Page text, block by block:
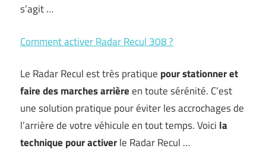
s’agit …
Comment activer Radar Recul 308 ?
Le Radar Recul est très pratique pour stationner et
faire des marches arrièreen toute sérénité. C’est
une solution pratique pour éviter les accrochages de
l’arrière de votre véhicule en tout temps. Voici la
technique pour activerle Radar Recul …